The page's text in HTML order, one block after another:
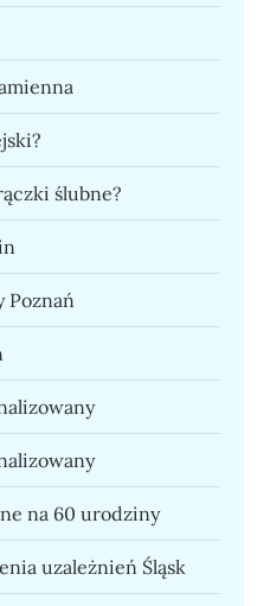
ślubne?
Poznań
na 60 urodziny
uzależnień Śląsk